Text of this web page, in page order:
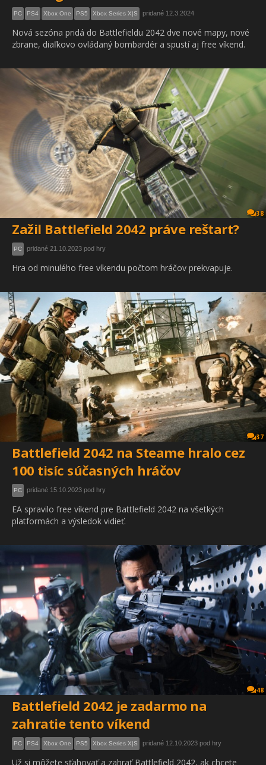
PC PS4 Xbox One PS5 Xbox Series X|S pridané 12.3.2024
Nová sezóna pridá do Battlefieldu 2042 dve nové mapy, nové
zbrane, diaľkovo ovládaný bombardér a spustí aj free víkend.
38
Zažil Battlefield 2042 práve reštart?
PC pridané 21.10.2023 pod hry
Hra od minulého free víkendu počtom hráčov prekvapuje.
37
Battlefield 2042 na Steame hralo cez
100 tisíc súčasných hráčov
PC pridané 15.10.2023 pod hry
EA spravilo free víkend pre Battlefield 2042 na všetkých
platformách a výsledok vidieť.
48
Battlefield 2042 je zadarmo na
zahratie tento víkend
PC PS4 Xbox One PS5 Xbox Series X|S pridané 12.10.2023 pod hry
Už si môžete sťahovať a zahrať Battlefield 2042, ak chcete